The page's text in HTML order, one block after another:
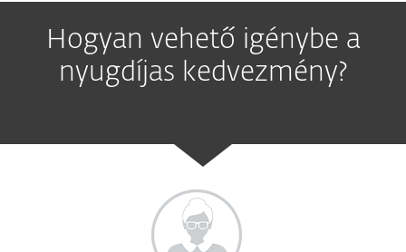
Hogyan vehető igénybe a
nyugdíjas kedvezmény?